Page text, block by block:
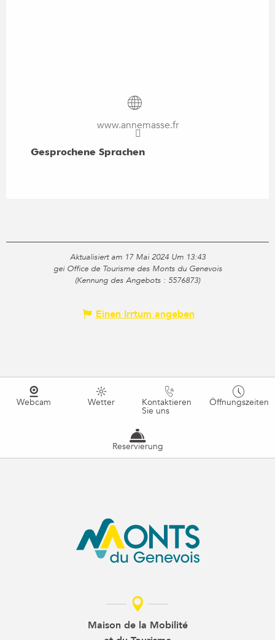
www.annemasse.fr
Gesprochene Sprachen
Gesprochene Sprachen
Aktualisiert am 17 Mai 2024 Um 13:43
gei Office de Tourisme des Monts du Genevois
(Kennung des Angebots : 5576873)
Einen Irrtum angeben
Webcam Wetter Kontaktieren
Sie uns
Öffnungszeiten
Reservierung
Maison de la Mobilité